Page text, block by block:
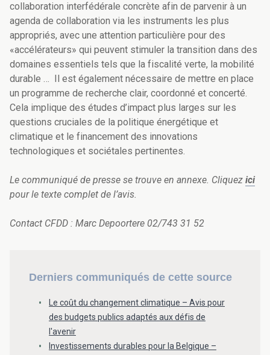
collaboration interfédérale concrète afin de parvenir à un
agenda de collaboration via les instruments les plus
appropriés, avec une attention particulière pour des
«accélérateurs» qui peuvent stimuler la transition dans des
domaines essentiels tels que la fiscalité verte, la mobilité
durable … Il est également nécessaire de mettre en place
un programme de recherche clair, coordonné et concerté.
Cela implique des études d’impact plus larges sur les
questions cruciales de la politique énergétique et
climatique et le financement des innovations
technologiques et sociétales pertinentes.
Le communiqué de presse se trouve en annexe. Cliquez ici
pour le texte complet de l’avis.
Contact CFDD : Marc Depoortere 02/743 31 52
Derniers communiqués de cette source
Le coût du changement climatique – Avis pour
des budgets publics adaptés aux défis de
l'avenir
Investissements durables pour la Belgique –